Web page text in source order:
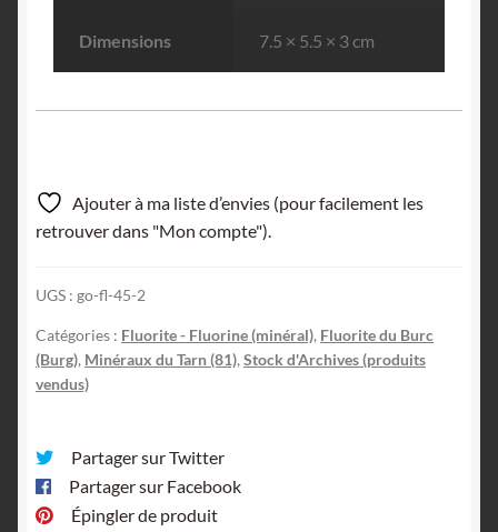
Dimensions 7.5 × 5.5 × 3 cm
Ajouter à ma liste d’envies (pour facilement les
retrouver dans "Mon compte").
UGS : go-fl-45-2
Catégories : Fluorite - Fluorine (minéral), Fluorite du Burc
(Burg), Minéraux du Tarn (81), Stock d'Archives (produits
vendus)
Partager sur Twitter
Partager sur Facebook
Épingler de produit